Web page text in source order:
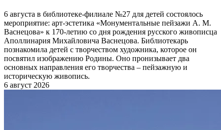
6 августа в библиотеке-филиале №27 для детей состоялось
мероприятие: арт-эстетика «Монументальные пейзажи А. М.
Васнецова» к 170-летию со дня рождения русского живописца
Аполлинария Михайловича Васнецова. Библиотекарь
познакомила детей с творчеством художника, которое он
посвятил изображению Родины. Оно пронизывает два
основных направления его творчества – пейзажную и
историческую живопись.
6 август 2026